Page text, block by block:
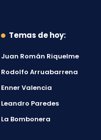
Temas de hoy:
Juan Román Riquelme
Rodolfo Arruabarrena
Enner Valencia
Leandro Paredes
La Bombonera